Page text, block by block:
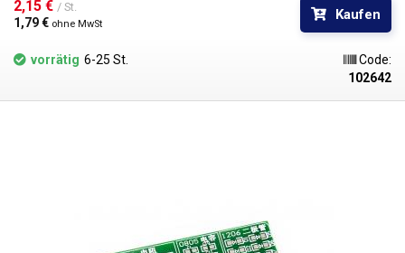
gekennzeichnet sind. Die universelle gebohrte Cuprextit-Leiterplatte
bietet eine einfache, kostengünstige und vor allem schnelle Möglichkeit
Einfach die vorgebohrte Leiterplatte mit den Bauteilen bestücken,
verlöten und durch Verbinden der einzelnen Punkte oder Drahtbrücken
2,15 € / St.
1,79 € ohne MwSt
Kaufen
vorrätig 6-25 St.
Code:
102642